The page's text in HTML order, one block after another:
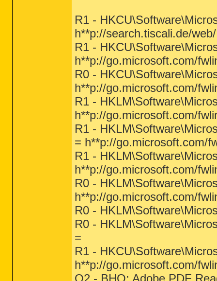
R1 -
h**p://search.tiscali.de/web/
R1 -
h**p://go.microsoft.com/
R0 -
h**p://go.microsoft.com/
R1 -
h**p://go.microsoft.com/
R1 -
= h**p://go.microsoft.com/
R1 -
h**p://go.microsoft.com/
R0 -
h**p://go.microsoft.com/
R0 -
R0 -
=
R1 -
h**p://go.microsoft.com/